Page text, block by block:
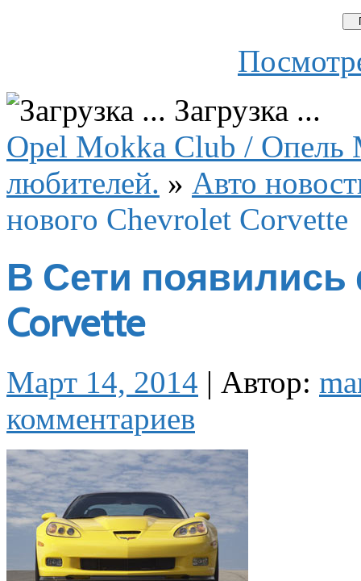
Загрузка ...
Opel Mokka Club / Опель
любителей. » Авто
нового Chevrolet Corvette
В Сети появились
Corvette
Март 14, 2014 | Автор:
комментариев